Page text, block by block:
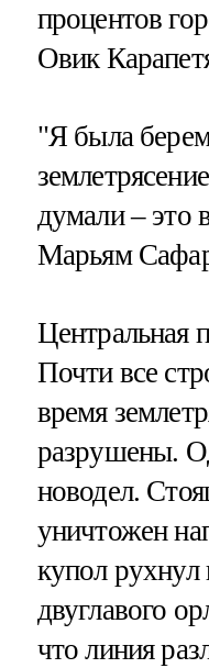
процентов
Овик
"Я была
думали – это
Марьям
Центральная
Почти все
время
разрушены.
новодел.
уничтожен
купол рухнул
двуглавого
что линия